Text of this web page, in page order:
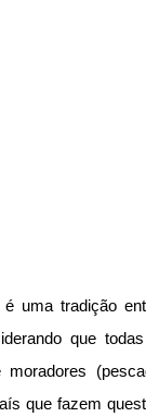
uma tradição
que
moradores
que fazem